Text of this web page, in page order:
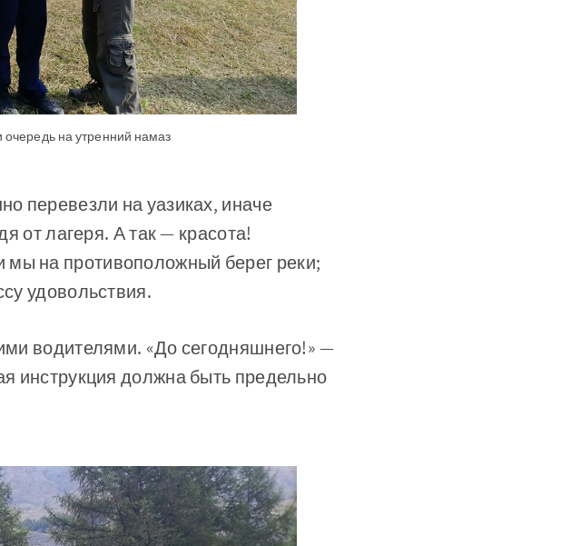
на утренний намаз
перевезли на уазиках, иначе
от лагеря. А так — красота!
на противоположный берег реки;
удовольствия.
водителями. «До сегодняшнего!» —
инструкция должна быть предельно